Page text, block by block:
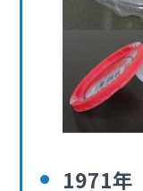
1971年